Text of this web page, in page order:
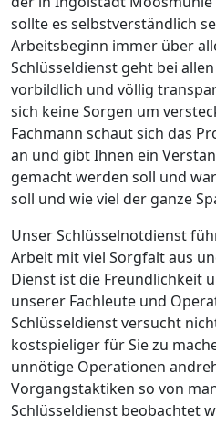
sollte es selbstverständlich
Arbeitsbeginn immer über
Schlüsseldienst geht bei
vorbildlich und völlig
sich keine Sorgen um
Fachmann schaut sich das
an und gibt Ihnen ein
gemacht werden soll und
soll und wie viel der ganze
Unser Schlüsselnotdienst
Arbeit mit viel Sorgfalt aus
Dienst ist die Freundlichkeit
unserer Fachleute und
Schlüsseldienst versucht
kostspieliger für Sie zu
unnötige Operationen
Vorgangstaktiken so von
Schlüsseldienst beobachtet